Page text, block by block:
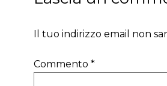
Il tuo indirizzo email non
Commento *